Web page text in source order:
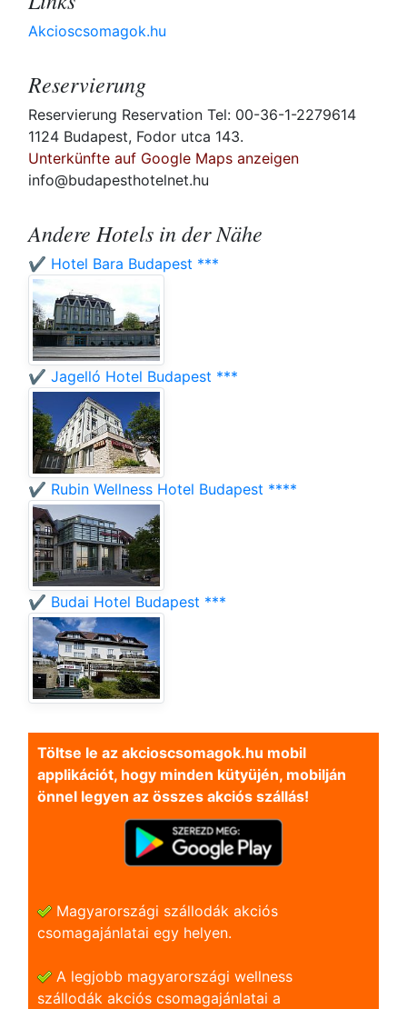
Akcioscsomagok.hu
Reservierung
Reservierung Reservation Tel: 00-36-1-2279614
1124 Budapest, Fodor utca 143.
Unterkünfte auf Google Maps anzeigen
info@budapesthotelnet.hu
Andere Hotels in der Nähe
✔️ Hotel Bara Budapest ***
✔️ Jagelló Hotel Budapest ***
✔️ Rubin Wellness Hotel Budapest ****
✔️ Budai Hotel Budapest ***
Töltse le az akcioscsomagok.hu mobil
applikációt, hogy minden kütyüjén, mobilján
önnel legyen az összes akciós szállás!
Magyarországi szállodák akciós
csomagajánlatai egy helyen.
A legjobb magyarországi wellness
szállodák akciós csomagajánlatai a